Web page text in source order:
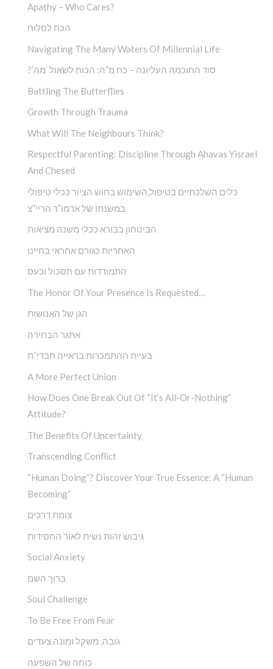
Apathy – Who Cares?
הכח לסלוח
Navigating The Many Waters Of Millennial Life
?’סוד החוכמה העליונה – כח מ”ה: הכוח לשאול ‘מה
Battling The Butterflies
Growth Through Trauma
What Will The Neighbours Think?
Respectful Parenting: Discipline Through Ahavas Yisrael
And Chesed
כלים השלכתיים בטיפול,השימוש בחוש הציור ככלי טיפולי
במשנתו של אדמו”ר הריי”צ
הביטחון בבורא ככלי משנה מציאות
האחריות כגורם אחראי בחיינו
התמודדות עם תסכול וכעס
The Honor Of Your Presence Is Requested…
הגן של האנושות
אתגר הבחירה
בעיית ההתמכרות בראייה חבדי”ת
A More Perfect Union
How Does One Break Out Of “It’s All-Or-Nothing”
Attitude?
The Benefits Of Uncertainty
Transcending Conflict
“Human Doing”? Discover Your True Essence: A “Human
Becoming”
צומת דרכים
גיבוש זהות נשית לאור החסידות
Social Anxiety
ברוך השם
Soul Challenge
To Be Free From Fear
גובה, משקל ומונה צעדים
כוחה של השפעה